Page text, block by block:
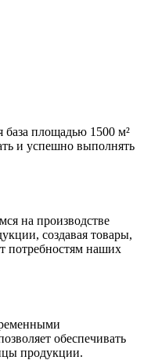
база площадью 1500 м²
и успешно выполнять
на производстве
создавая товары,
потребностям наших
обеспечивать
продукции.